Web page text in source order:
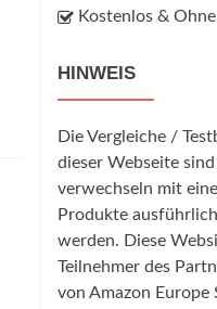
Kostenlos &
HINWEIS
Die Vergleiche /
dieser Webseite
verwechseln mit
Produkte
werden. Diese
Teilnehmer des
von Amazon Europe